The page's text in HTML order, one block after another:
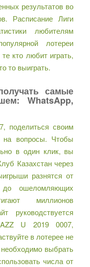
результатов во
Расписание Лиги
любителям
лотереи
кто любит играть,
то выиграть.
самые
WhatsApp,
поделиться своим
на вопросы. Чтобы
в один клик, вы
Казахстан через
разнятся от
ошеломляющих
миллионов
руководствуется
U 2019 0007,
в лотерее не
выбрать
числа от